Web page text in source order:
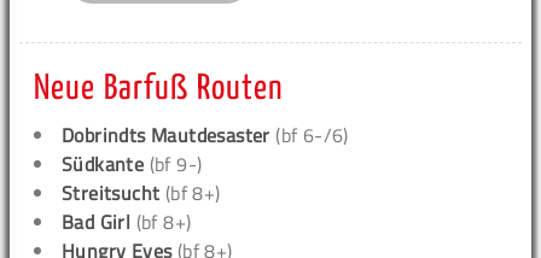
Neue Barfuß Routen
Dobrindts Mautdesaster (bf 6-/6)
Südkante (bf 9-)
Streitsucht (bf 8+)
Bad Girl (bf 8+)
Hungry Eyes(bf 8+)